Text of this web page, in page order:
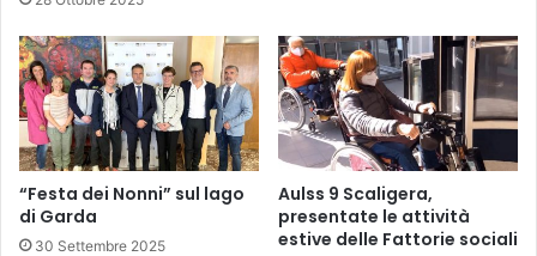
“Festa dei Nonni” sul lago
di Garda
30 Settembre 2025
Aulss 9 Scaligera,
presentate le attività
estive delle Fattorie sociali